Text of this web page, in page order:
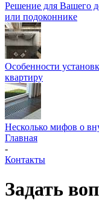
Решение для Вашего
или подоконнике
Особенности
квартиру
Несколько мифов о
Главная
-
Контакты
Задать